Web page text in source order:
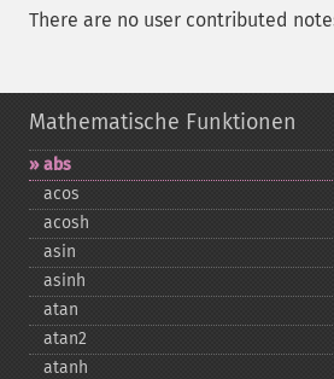
There are no user contributed
Mathematische Funktionen
abs
acos
acosh
asin
asinh
atan
atan2
atanh